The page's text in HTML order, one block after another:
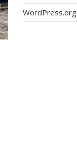
WordPress.org